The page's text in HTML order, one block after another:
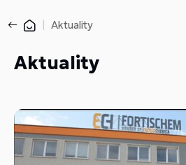
Aktuality
Aktuality